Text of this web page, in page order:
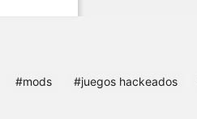
#mods #juegos hackeados